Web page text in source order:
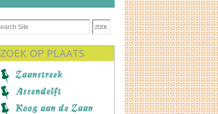
ZOEK OP PLAATS
Zaanstreek
Assendelft
Koog aan de Zaan